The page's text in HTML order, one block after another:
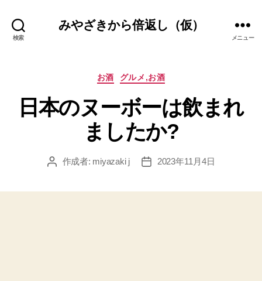
検索
みやざきから倍返し（仮）
メニュー
カ
ゴ
リ
ー
お酒 グルメ,お酒
日本のヌーボーは飲まれ
ましたか?
投 作成者: miyazaki j
投
2023年11月4日